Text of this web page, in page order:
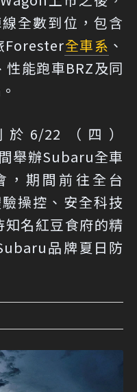
全數到位，包含
Forester全車系 、
能跑車BRZ及同
於6/22（四）
舉辦Subaru全車
，期間前往全台
操控、安全科技
名紅豆食府的精
品牌夏日防